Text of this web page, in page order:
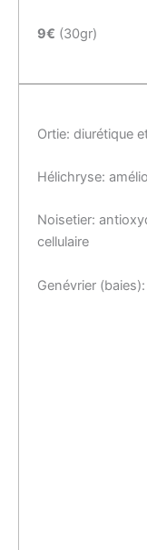
9€ (30gr)
Ortie: diurétique
Hélichryse:
Noisetier:
cellulaire
Genévrier